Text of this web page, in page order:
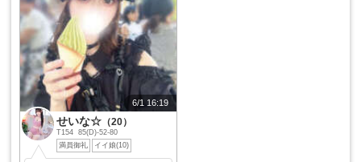
6/1 16:19
せいな☆ （20）
T154 85(D)-52-80
満員御礼
イイ娘(10)